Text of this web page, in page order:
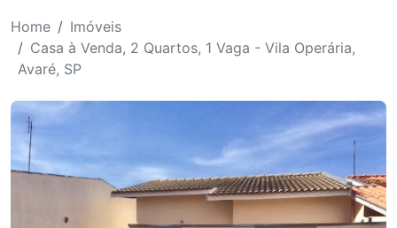
Home
Imóveis
Casa à Venda, 2 Quartos, 1 Vaga - Vila Operária,
Avaré, SP